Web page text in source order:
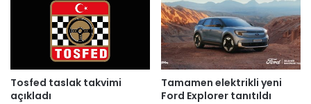
Tosfed taslak takvimi
açıkladı
Tamamen elektrikli yeni
Ford Explorer tanıtıldı